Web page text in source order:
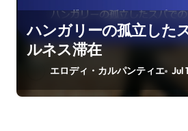
ハンガリーの孤立した
ルネス滞在
エロディ・カルパンティエ Jul